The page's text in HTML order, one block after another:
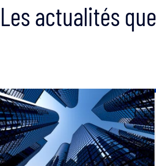
Les actualités que